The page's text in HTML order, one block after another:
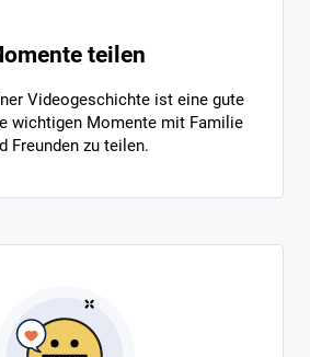
teilen
Videogeschichte ist eine gute
wichtigen Momente mit Familie
Freunden zu teilen.